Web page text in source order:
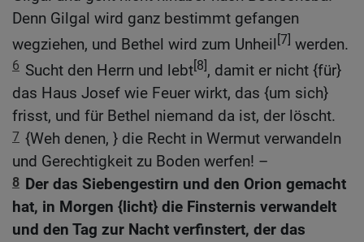
Denn Gilgal wird ganz bestimmt gefangen
wegziehen, und Bethel wird zum Unheil [7] werden.
6 Sucht den Herrn und lebt[8], damit er nicht {für}
das Haus Josef wie Feuer wirkt, das {um sich}
frisst, und für Bethel niemand da ist, der löscht.
7 {Weh denen, } die Recht in Wermut verwandeln
und Gerechtigkeit zu Boden werfen! –
8 Der das Siebengestirn und den Orion gemacht
hat, in Morgen {licht} die Finsternis verwandelt
und den Tag zur Nacht verfinstert, der das